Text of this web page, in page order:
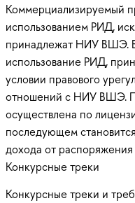
Коммерциализируемый
использованием РИД,
принадлежат НИУ ВШЭ. В
использование РИД,
условии правового
отношений с НИУ ВШЭ.
осуществлена по
последующем
дохода от
Конкурсные треки
Конкурсные треки и